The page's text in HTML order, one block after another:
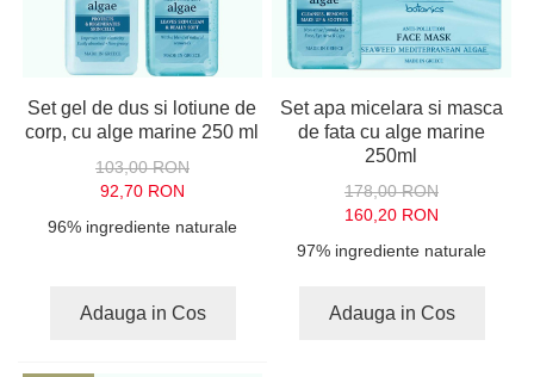
Set gel de dus si lotiune de
corp, cu alge marine 250 ml
103,00 RON
92,70 RON
96% ingrediente naturale
Adauga in Cos
Set apa micelara si masca
de fata cu alge marine
250ml
178,00 RON
160,20 RON
97% ingrediente naturale
Adauga in Cos